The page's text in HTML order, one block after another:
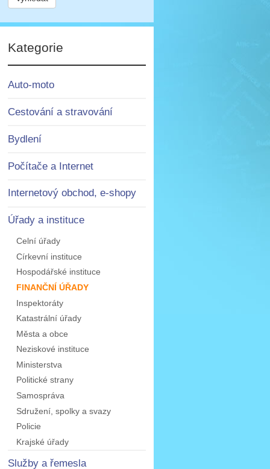
Kategorie
Auto-moto
Cestování a stravování
Bydlení
Počítače a Internet
Internetový obchod, e-shopy
Úřady a instituce
Celní úřady
Církevní instituce
Hospodářské instituce
FINANČNÍ ÚŘADY
Inspektoráty
Katastrální úřady
Města a obce
Neziskové instituce
Ministerstva
Politické strany
Samospráva
Sdružení, spolky a svazy
Policie
Krajské úřady
Služby a řemesla